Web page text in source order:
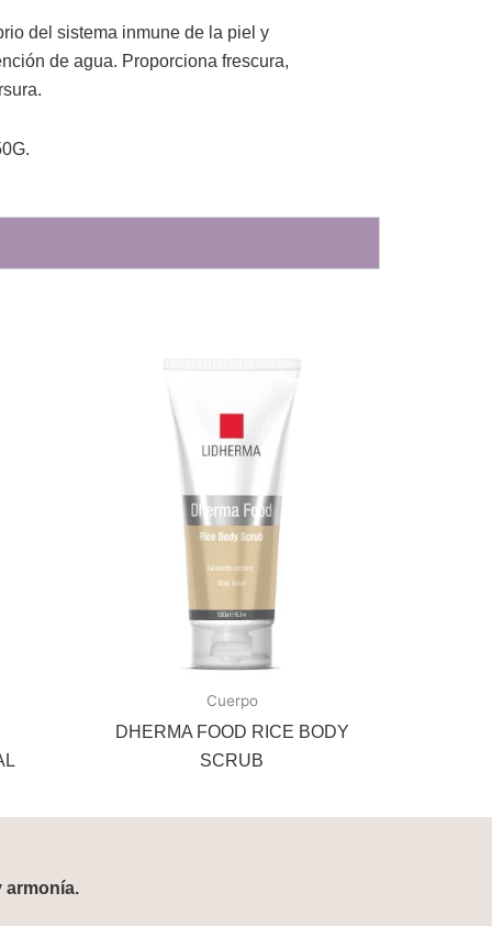
del sistema inmune de la piel y
de agua. Proporciona frescura,
Cuerpo
DHERMA FOOD RICE BODY
SCRUB
armonía.